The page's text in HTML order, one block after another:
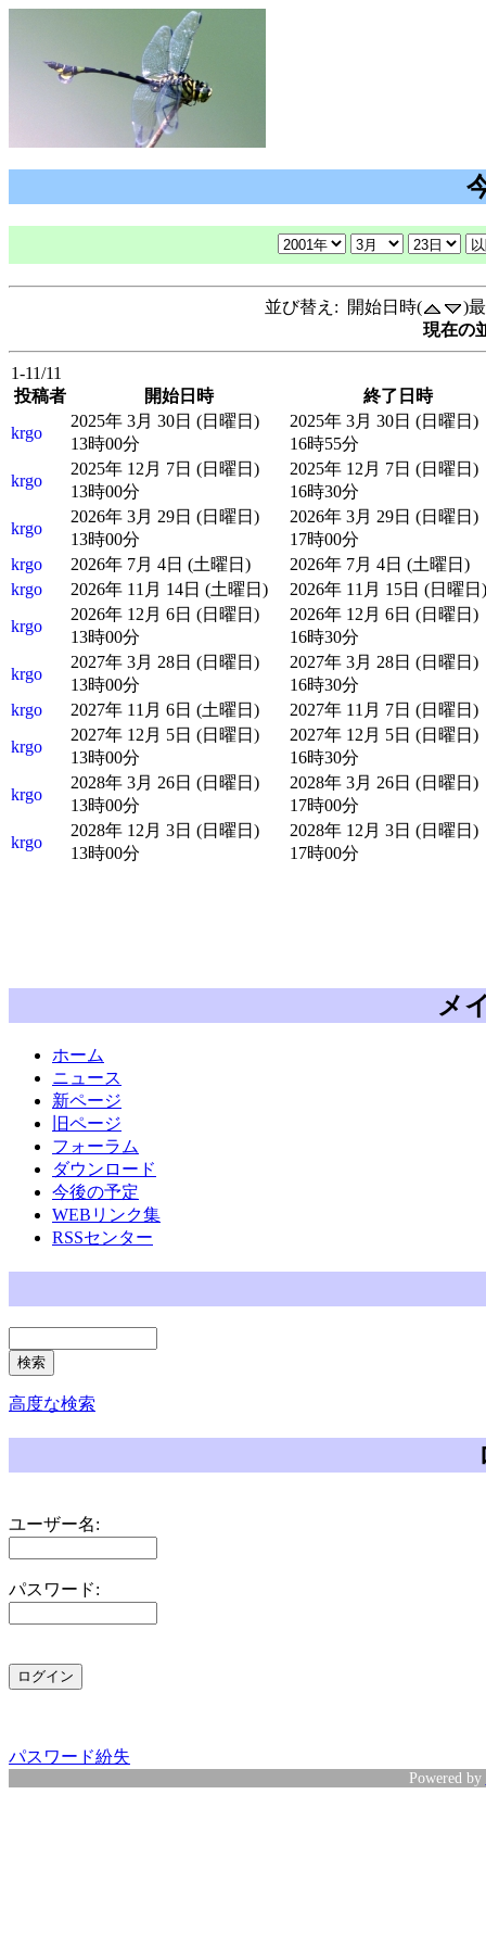
並び替え: 開始日時(
)
現在の
1-11/11
投稿者
開始日時
終了日時
krgo
2025年 3月 30日 (日曜日)
13時00分
2025年 3月 30日 (日曜日)
16時55分
krgo
2025年 12月 7日 (日曜日)
13時00分
2025年 12月 7日 (日曜日)
16時30分
krgo
2026年 3月 29日 (日曜日)
13時00分
2026年 3月 29日 (日曜日)
17時00分
krgo
2026年 7月 4日 (土曜日)
2026年 7月 4日 (土曜日)
krgo
2026年 11月 14日 (土曜日)
2026年 11月 15日 (日曜日)
krgo
2026年 12月 6日 (日曜日)
13時00分
2026年 12月 6日 (日曜日)
16時30分
krgo
2027年 3月 28日 (日曜日)
13時00分
2027年 3月 28日 (日曜日)
16時30分
krgo
2027年 11月 6日 (土曜日)
2027年 11月 7日 (日曜日)
krgo
2027年 12月 5日 (日曜日)
13時00分
2027年 12月 5日 (日曜日)
16時30分
krgo
2028年 3月 26日 (日曜日)
13時00分
2028年 3月 26日 (日曜日)
17時00分
krgo
2028年 12月 3日 (日曜日)
13時00分
2028年 12月 3日 (日曜日)
17時00分
メ
ホーム
ニュース
新ページ
旧ページ
フォーラム
ダウンロード
今後の予定
WEBリンク集
RSSセンター
高度な検索
ユーザー名:
パスワード:
パスワード紛失
Powered by